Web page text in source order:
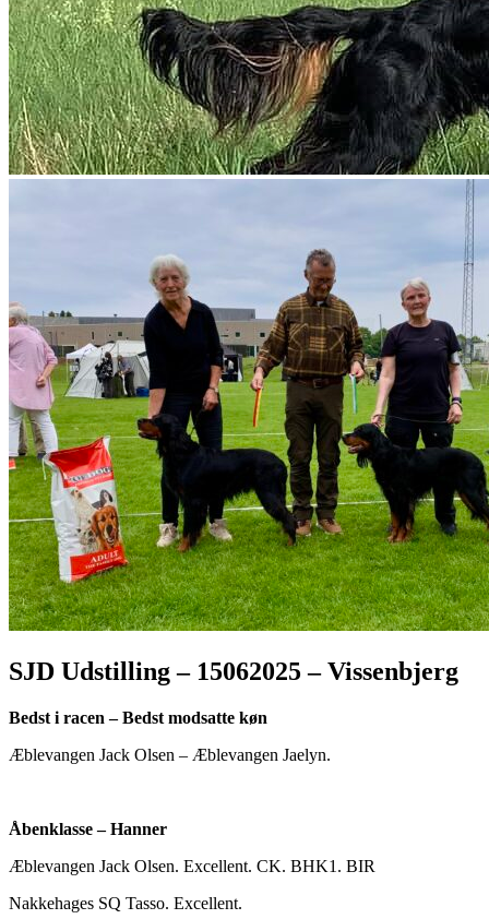
SJD Udstilling – 15062025 – Vissenbjerg
Bedst i racen – Bedst modsatte køn
Æblevangen Jack Olsen – Æblevangen Jaelyn.
Åbenklasse – Hanner
Æblevangen Jack Olsen. Excellent. CK. BHK1. BIR
Nakkehages SQ Tasso. Excellent.